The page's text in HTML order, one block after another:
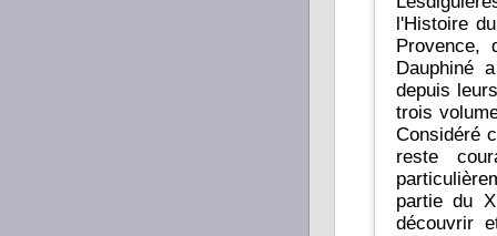
l'Histoire
Dauphiné
depuis
trois
Considéré
reste
partie du
découvrir